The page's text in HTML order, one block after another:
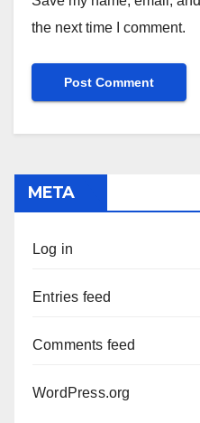
the next time I comment.
META
Log in
Entries feed
Comments feed
WordPress.org